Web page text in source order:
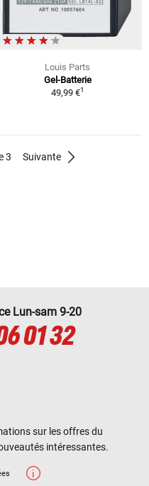
Louis Parts
Gel-Batterie
49,99 €1
3 Suivante
Lun-sam 9-20
01 32
sur les offres du
intéressantes.